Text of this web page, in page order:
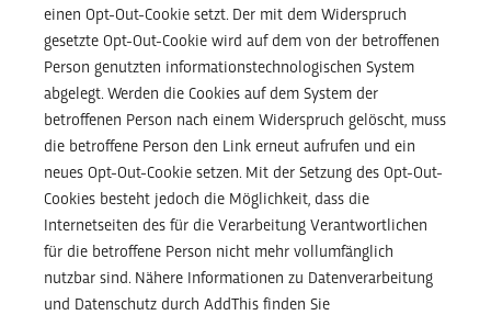
einen Opt-Out-Cookie setzt. Der mit dem Widerspruch
gesetzte Opt-Out-Cookie wird auf dem von der betroffenen
Person genutzten informationstechnologischen System
abgelegt. Werden die Cookies auf dem System der
betroffenen Person nach einem Widerspruch gelöscht, muss
die betroffene Person den Link erneut aufrufen und ein
neues Opt-Out-Cookie setzen. Mit der Setzung des Opt-Out-
Cookies besteht jedoch die Möglichkeit, dass die
Internetseiten des für die Verarbeitung Verantwortlichen
für die betroffene Person nicht mehr vollumfänglich
nutzbar sind. Nähere Informationen zu Datenverarbeitung
und Datenschutz durch AddThis finden Sie